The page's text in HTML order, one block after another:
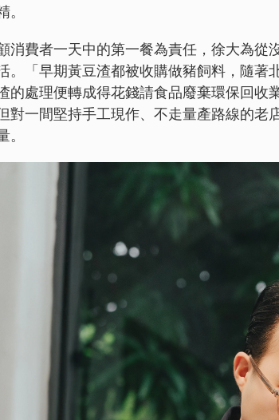
消費者一天中的第一餐為責任，徐大為
。「早期黃豆渣都被收購做豬飼料，隨
的處理便轉成得花錢請食品廢棄環保回
對一間堅持手工現作、不走量產路線的